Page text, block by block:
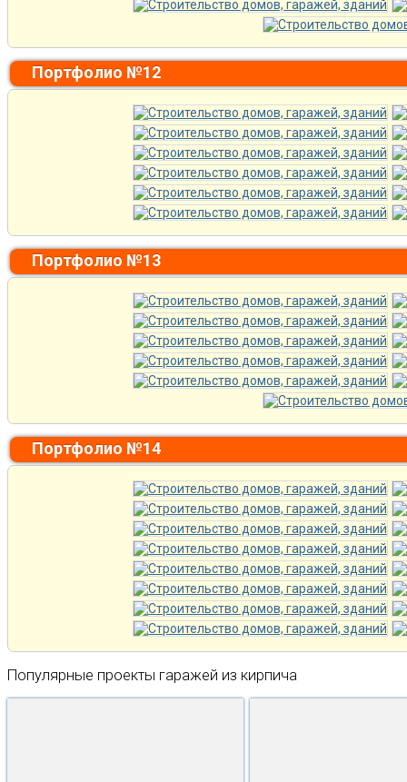
Портфолио №12
Портфолио №13
Портфолио №14
Популярные проекты гаражей из кирпича